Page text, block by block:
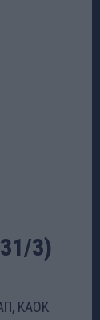
3)
ΚΑΟΚ